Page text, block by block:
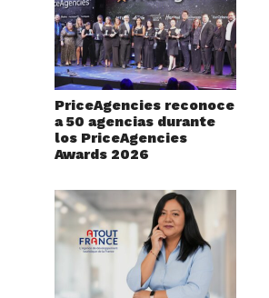
PriceAgencies reconoce
a 50 agencias durante
los PriceAgencies
Awards 2026